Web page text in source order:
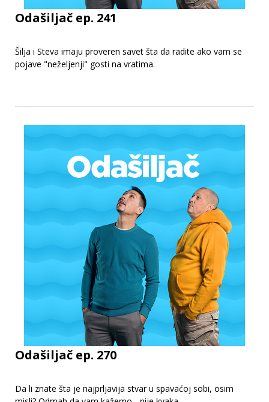
Odašiljač ep. 241
Šilja i Steva imaju proveren savet šta da radite ako vam se
pojave "neželjenji" gosti na vratima.
Odašiljač ep. 270
Da li znate šta je najprljavija stvar u spavaćoj sobi, osim